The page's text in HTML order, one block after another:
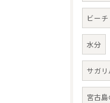
ビーチ
水分
サガリ
宮古